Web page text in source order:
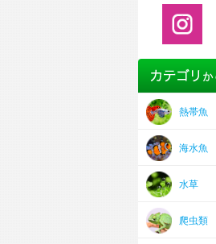
熱帯魚
海水魚
水草
爬虫類